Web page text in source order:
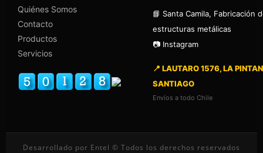
Quiénes Somos
Contacto
Productos
Servicios
📘 Santa Camila, Fabricación
estructuras metálicas
📷 Instagram
📍 LAUTARO 1576, LA
SANTIAGO
Envíos a todo Chile
Desarrollado por Entel © Todos los derechos reservados